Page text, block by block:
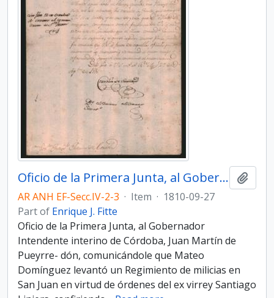
Oficio de la Primera Junta, al Gobernador Intendente interino de Córdoba, Juan Martín de Pueyrredón
AR ANH EF-Secc.IV-2-3 · Item · 1810-09-27
Part of Enrique J. Fitte
Oficio de la Primera Junta, al Gobernador
Intendente interino de Córdoba, Juan Martín de
Pueyrre- dón, comunicándole que Mateo
Domínguez levantó un Regimiento de milicias en
San Juan en virtud de órdenes del ex virrey Santiago